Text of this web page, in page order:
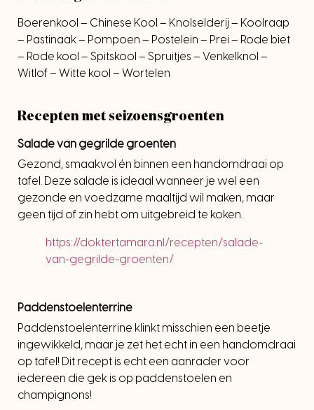
Boerenkool – Chinese Kool – Knolselderij – Koolraap
– Pastinaak – Pompoen – Postelein – Prei – Rode biet
– Rode kool – Spitskool – Spruitjes – Venkelknol –
Witlof – Witte kool – Wortelen
Recepten met seizoensgroenten
Salade van gegrilde groenten
Gezond, smaakvol én binnen een handomdraai op
tafel. Deze salade is ideaal wanneer je wel een
gezonde en voedzame maaltijd wil maken, maar
geen tijd of zin hebt om uitgebreid te koken.
https://doktertamara.nl/recepten/salade-
van-gegrilde-groenten/
Paddenstoelenterrine
Paddenstoelenterrine klinkt misschien een beetje
ingewikkeld, maar je zet het echt in een handomdraai
op tafel! Dit recept is echt een aanrader voor
iedereen die gek is op paddenstoelen en
champignons!